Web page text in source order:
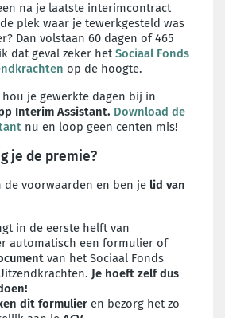
na je laatste interimcontract
plek waar je tewerkgesteld was
Dan volstaan 60 dagen of 465
dat geval zeker het Sociaal Fonds
op de hoogte.
je gewerkte dagen bij in
Interim Assistant. Download de
nu en loop geen centen mis!
je de premie?
de voorwaarden en ben je lid van
in de eerste helft van
automatisch een formulier of
van het Sociaal Fonds
Je hoeft zelf dus
dit formulier en bezorg het zo